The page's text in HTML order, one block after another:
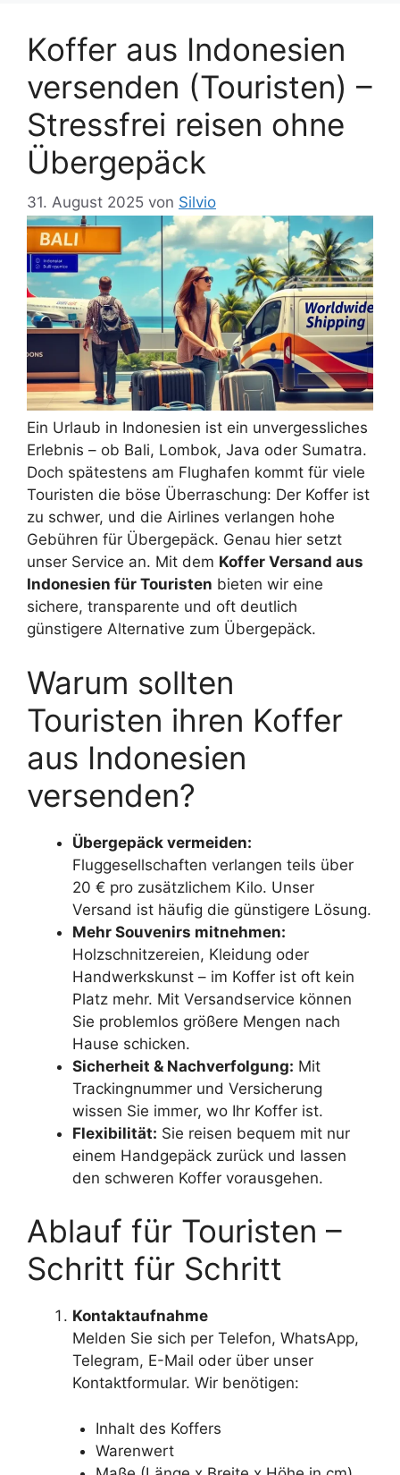
Koffer aus Indonesien
versenden (Touristen) –
Stressfrei reisen ohne
Übergepäck
31. August 2025 von Silvio
Ein Urlaub in Indonesien ist ein unvergessliches
Erlebnis – ob Bali, Lombok, Java oder Sumatra.
Doch spätestens am Flughafen kommt für viele
Touristen die böse Überraschung: Der Koffer ist
zu schwer, und die Airlines verlangen hohe
Gebühren für Übergepäck. Genau hier setzt
unser Service an. Mit dem Koffer Versand aus
Indonesien für Touristen bieten wir eine
sichere, transparente und oft deutlich
günstigere Alternative zum Übergepäck.
Warum sollten
Touristen ihren Koffer
aus Indonesien
versenden?
Übergepäck vermeiden:
Fluggesellschaften verlangen teils über
20 € pro zusätzlichem Kilo. Unser
Versand ist häufig die günstigere Lösung.
Mehr Souvenirs mitnehmen:
Holzschnitzereien, Kleidung oder
Handwerkskunst – im Koffer ist oft kein
Platz mehr. Mit Versandservice können
Sie problemlos größere Mengen nach
Hause schicken.
Sicherheit & Nachverfolgung: Mit
Trackingnummer und Versicherung
wissen Sie immer, wo Ihr Koffer ist.
Flexibilität: Sie reisen bequem mit nur
einem Handgepäck zurück und lassen
den schweren Koffer vorausgehen.
Ablauf für Touristen –
Schritt für Schritt
Kontaktaufnahme
Melden Sie sich per Telefon, WhatsApp,
Telegram, E-Mail oder über unser
Kontaktformular. Wir benötigen:
Inhalt des Koffers
Warenwert